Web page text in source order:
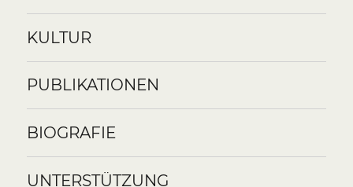
KULTUR
PUBLIKATIONEN
BIOGRAFIE
UNTERSTÜTZUNG